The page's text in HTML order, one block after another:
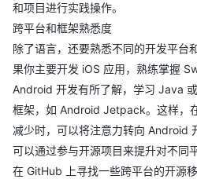
和项目进行实践操作。
跨平台和框架熟悉度
除了语言，还要熟悉不同的开发平台
果你主要开发 iOS 应用，熟练掌握
Android 开发有所了解，学习 Java
框架，如 Android Jetpack。这样，
减少时，可以将注意力转向 Android
可以通过参与开源项目来提升对不同
在 GitHub 上寻找一些跨平台的开源